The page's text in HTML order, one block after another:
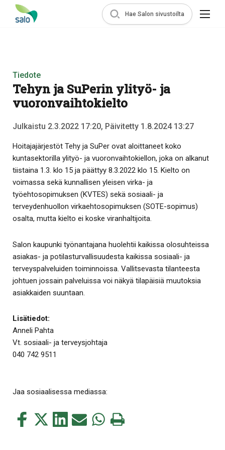
Hae Salon sivustoilta
Tiedote
Tehyn ja SuPerin ylityö- ja
vuoronvaihtokielto
Julkaistu 2.3.2022 17:20, Päivitetty 1.8.2024 13:27
Hoitajajärjestöt Tehy ja SuPer ovat aloittaneet koko
kuntasektorilla ylityö- ja vuoronvaihtokiellon, joka on alkanut
tiistaina 1.3. klo 15 ja päättyy 8.3.2022 klo 15. Kielto on
voimassa sekä kunnallisen yleisen virka- ja
työehtosopimuksen (KVTES) sekä sosiaali- ja
terveydenhuollon virkaehtosopimuksen (SOTE-sopimus)
osalta, mutta kielto ei koske viranhaltijoita.
Salon kaupunki työnantajana huolehtii kaikissa olosuhteissa
asiakas- ja potilasturvallisuudesta kaikissa sosiaali- ja
terveyspalveluiden toiminnoissa. Vallitsevasta tilanteesta
johtuen jossain palveluissa voi näkyä tilapäisiä muutoksia
asiakkaiden suuntaan.
Lisätiedot:
Anneli Pahta
Vt. sosiaali- ja terveysjohtaja
040 742 9511
Jaa sosiaalisessa mediassa:
Jaa
Jaa
Jaa Jaa Jaa Tulosta